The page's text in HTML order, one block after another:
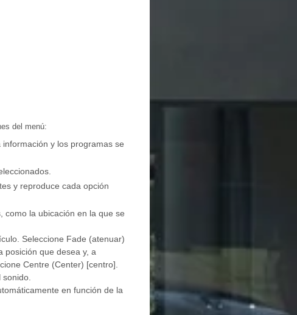
del menú:
y los programas se
y reproduce cada opción
como la ubicación en la que se
Seleccione Fade (atenuar)
posición que desea y, a
Centre (Center) [centro].
en función de la